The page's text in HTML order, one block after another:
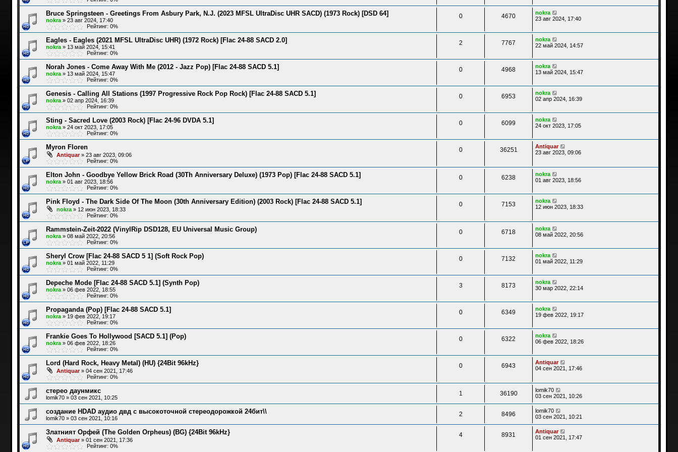
Bruce Springsteen - Greetings From Asbury Park, N.J. (2023 MFSL UltraDisc UHR SACD) (1973 Rock) [DSD 64]
nokra» 23 авг 2024, 17:40
Рейтинг: 0%
0 4670
nokra
23 авг 2024, 17:40
Eagles - Eagles (2021 MFSL UltraDisc UHR) (1972 Rock) [Flac 24-88 SACD 2.0]
nokra» 13 май 2024, 15:41
Рейтинг: 0%
2 7767
nokra
22 май 2024, 14:57
Norah Jones - Come Away With Me (2012 - Jazz Pop) [Flac 24-88 SACD 5.1]
nokra» 13 май 2024, 15:47
Рейтинг: 0%
0 4968
nokra
13 май 2024, 15:47
Genesis - Calling All Stations (1997 Progressive Rock Pop Rock) [Flac 24-88 SACD 5.1]
nokra» 02 апр 2024, 16:39
Рейтинг: 0%
0 6953
nokra
02 апр 2024, 16:39
Sting - Sacred Love (2003 Rock) [Flac 24-96 DVDA 5.1]
nokra» 24 окт 2023, 17:05
Рейтинг: 0%
0 6099
nokra
24 окт 2023, 17:05
Myron Floren
Antiquar» 23 авг 2023, 09:06
Рейтинг: 0%
0 36251
Antiquar
23 авг 2023, 09:06
Elton John - Goodbye Yellow Brick Road (30Th Anniversary Deluxe) (1973 Pop) [Flac 24-88 SACD 5.1]
nokra» 01 авг 2023, 18:56
Рейтинг: 0%
0 6238
nokra
01 авг 2023, 18:56
Pink Floyd - The Dark Side Of The Moon (30th Anniversary Edition) (2003 Rock) [Flac 24-88 SACD 5.1]
nokra» 12 июн 2023, 18:33
Рейтинг: 0%
0 7153
nokra
12 июн 2023, 18:33
Rammstein-Zeit-2022 (VinylRip DSD128, EU Universal Music Group)
nokra» 08 май 2022, 20:56
Рейтинг: 0%
0 6718
nokra
08 май 2022, 20:56
Sheryl Crow [Flac 24-88 SACD 5 1] (Soft Rock Pop)
nokra» 01 май 2022, 11:29
Рейтинг: 0%
0 7132
nokra
01 май 2022, 11:29
Depeche Mode [Flac 24-88 SACD 5.1] (Synth Pop)
nokra» 06 фев 2022, 18:55
Рейтинг: 0%
3 8173
nokra
30 мар 2022, 22:14
Propaganda (Pop) [Flac 24-88 SACD 5.1]
nokra» 19 фев 2022, 19:17
Рейтинг: 0%
0 6349
nokra
19 фев 2022, 19:17
Frankie Goes To Hollywood [SACD 5.1] (Pop)
nokra» 06 фев 2022, 18:26
Рейтинг: 0%
0 6322
nokra
06 фев 2022, 18:26
Lord (Hard Rock, Heavy Metal) (HU) {24Bit 96kHz}
Antiquar» 04 сен 2021, 17:46
Рейтинг: 0%
0 6943
Antiquar
04 сен 2021, 17:46
стерео даунмикс
lomik70» 03 сен 2021, 10:25
1 36190
lomik70
03 сен 2021, 10:26
создание HDAD аудио двд с высокоточной стереодорожкой 24бит\\
lomik70» 03 сен 2021, 10:16
2 8496
lomik70
03 сен 2021, 10:21
Златният Орфей (The Golden Orpheus) (BG) {24Bit 96kHz}
Antiquar» 01 сен 2021, 17:36
Рейтинг: 0%
4 8931
Antiquar
01 сен 2021, 17:47